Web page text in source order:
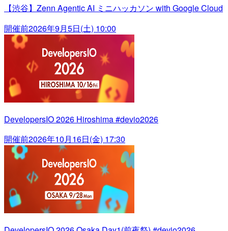
【渋谷】Zenn Agentic AI ミニハッカソン with Google Cloud
開催前2026年9月5日(土) 10:00
DevelopersIO 2026 Hiroshima #devio2026
開催前2026年10月16日(金) 17:30